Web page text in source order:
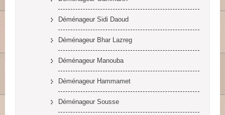
Déménageur Sidi Daoud
Déménageur Bhar Lazreg
Déménageur Manouba
Déménageur Hammamet
Déménageur Sousse